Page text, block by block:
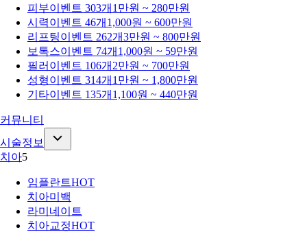
피부이벤트 303개 1만원 ~ 280만원
시력이벤트 46개 1,000원 ~ 600만원
리프팅이벤트 262개3만원 ~ 800만원
보톡스이벤트 74개 1,000원 ~ 59만원
필러 이벤트 106개 2만원 ~ 700만원
성형이벤트 314개 1만원 ~ 1,800만원
기타이벤트 135개 1,100원 ~ 440만원
커뮤니티
시술정보
치아5
임플란트HOT
치아미백
라미네이트
치아교정HOT